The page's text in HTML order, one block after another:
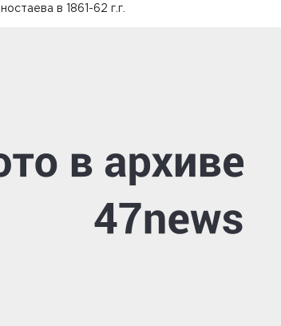
в 1861-62 г.г.